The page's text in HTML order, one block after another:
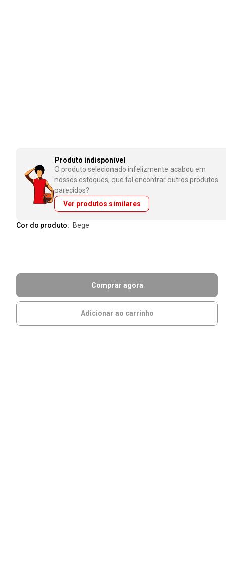
Produto indisponível
O produto selecionado infelizmente acabou em
nossos estoques, que tal encontrar outros produtos
parecidos?
Ver produtos similares
Cor do produto: bege
Comprar agora
Adicionar ao carrinho